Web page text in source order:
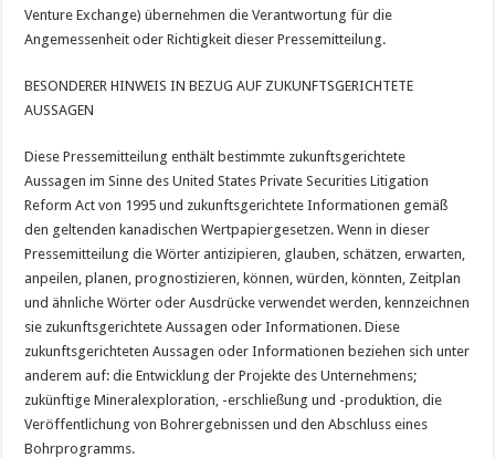
Venture Exchange) übernehmen die Verantwortung für die
Angemessenheit oder Richtigkeit dieser Pressemitteilung.
BESONDERER HINWEIS IN BEZUG AUF ZUKUNFTSGERICHTETE
AUSSAGEN
Diese Pressemitteilung enthält bestimmte zukunftsgerichtete
Aussagen im Sinne des United States Private Securities Litigation
Reform Act von 1995 und zukunftsgerichtete Informationen gemäß
den geltenden kanadischen Wertpapiergesetzen. Wenn in dieser
Pressemitteilung die Wörter antizipieren, glauben, schätzen, erwarten,
anpeilen, planen, prognostizieren, können, würden, könnten, Zeitplan
und ähnliche Wörter oder Ausdrücke verwendet werden, kennzeichnen
sie zukunftsgerichtete Aussagen oder Informationen. Diese
zukunftsgerichteten Aussagen oder Informationen beziehen sich unter
anderem auf: die Entwicklung der Projekte des Unternehmens;
zukünftige Mineralexploration, -erschließung und -produktion, die
Veröffentlichung von Bohrergebnissen und den Abschluss eines
Bohrprogramms.